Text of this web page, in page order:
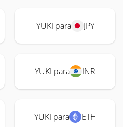
YUKI para JPY
YUKI para INR
YUKI para ETH